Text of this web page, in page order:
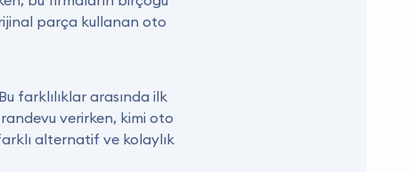
parça kullanan oto
farklılıklar arasında ilk
verirken, kimi oto
alternatif ve kolaylık